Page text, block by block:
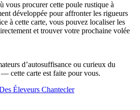
vous procurer cette poule rustique à
développée pour affronter les rigueurs
à cette carte, vous pouvez localiser les
et trouver votre prochaine volée
d’autosuffisance ou curieux du
cette carte est faite pour vous.
Éleveurs Chantecler